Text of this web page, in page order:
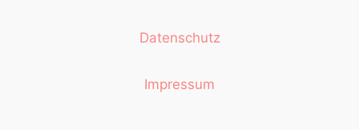
Datenschutz
Impressum